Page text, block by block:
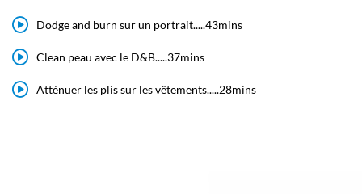
Dodge and burn sur un portrait.....43mins
Clean peau avec le D&B.....37mins
Atténuer les plis sur les vêtements.....28mins